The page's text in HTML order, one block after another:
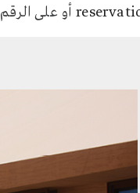
أو على الرقم 966551842203+.